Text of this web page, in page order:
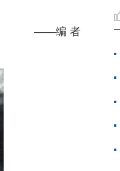
——编 者